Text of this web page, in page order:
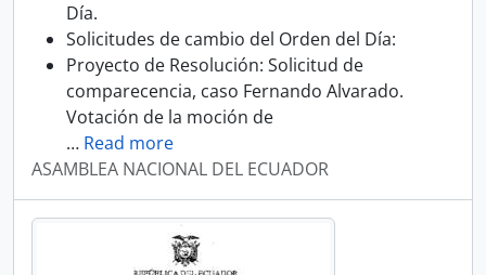
Día.
Solicitudes de cambio del Orden del Día:
Proyecto de Resolución: Solicitud de
comparecencia, caso Fernando Alvarado.
Votación de la moción de
… Read more
ASAMBLEA NACIONAL DEL ECUADOR